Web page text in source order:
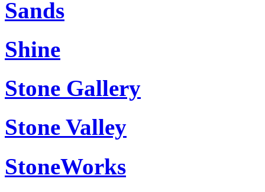
Sands
Shine
Stone Gallery
Stone Valley
StoneWorks